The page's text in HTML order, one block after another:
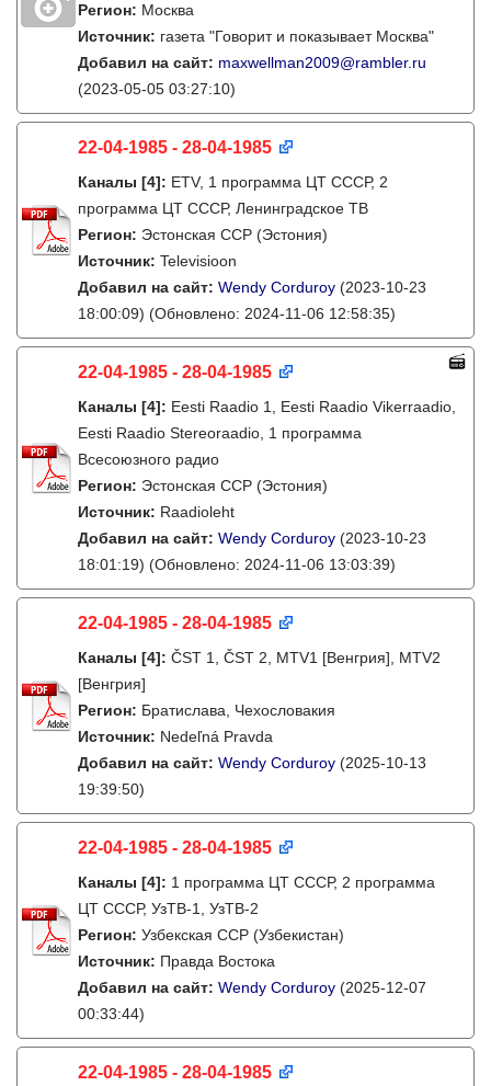
Регион: Москва
Источник: газета "Говорит и показывает Москва"
Добавил на сайт: maxwellman2009@rambler.ru
(2023-05-05 03:27:10)
22-04-1985 - 28-04-1985
Каналы [4]: ETV, 1 программа ЦТ СССР, 2
программа ЦТ СССР, Ленинградское ТВ
Регион: Эстонская ССР (Эстония)
Источник: Televisioon
Добавил на сайт: Wendy Corduroy (2023-10-23
18:00:09) (Обновлено: 2024-11-06 12:58:35)
22-04-1985 - 28-04-1985
Каналы [4]: Eesti Raadio 1, Eesti Raadio Vikerraadio,
Eesti Raadio Stereoraadio, 1 программа
Всесоюзного радио
Регион: Эстонская ССР (Эстония)
Источник: Raadioleht
Добавил на сайт: Wendy Corduroy (2023-10-23
18:01:19) (Обновлено: 2024-11-06 13:03:39)
22-04-1985 - 28-04-1985
Каналы [4]: ČST 1, ČST 2, MTV1 [Венгрия], MTV2
[Венгрия]
Регион: Братислава, Чехословакия
Источник: Nedeľná Pravda
Добавил на сайт: Wendy Corduroy (2025-10-13
19:39:50)
22-04-1985 - 28-04-1985
Каналы [4]: 1 программа ЦТ СССР, 2 программа
ЦТ СССР, УзТВ-1, УзТВ-2
Регион: Узбекская ССР (Узбекистан)
Источник: Правда Востока
Добавил на сайт: Wendy Corduroy (2025-12-07
00:33:44)
22-04-1985 - 28-04-1985